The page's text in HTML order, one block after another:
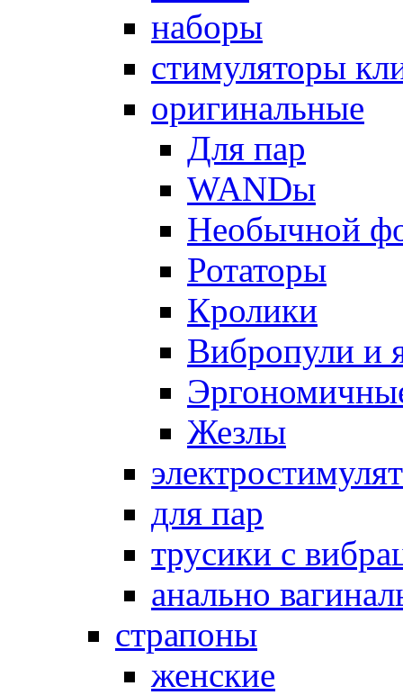
наборы
стимуляторы
оригинальные
Для пар
WANDы
Необычной
Ротаторы
Кролики
Вибропули и
Жезлы
для пар
трусики с
анально
страпоны
женские